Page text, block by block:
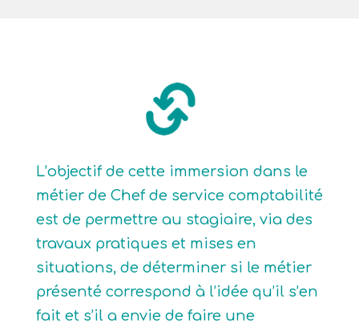
L’objectif de cette immersion dans le
métier de Chef de service comptabilité
est de permettre au stagiaire, via des
travaux pratiques et mises en
situations, de déterminer si le métier
présenté correspond à l’idée qu’il s’en
fait et s’il a envie de faire une